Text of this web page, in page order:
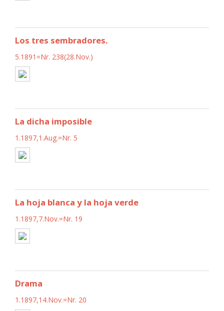
Los tres sembradores.
5.1891=Nr. 238(28.Nov.)
La dicha imposible
1.1897,1.Aug.=Nr. 5
La hoja blanca y la hoja verde
1.1897,7.Nov.=Nr. 19
Drama
1.1897,14.Nov.=Nr. 20